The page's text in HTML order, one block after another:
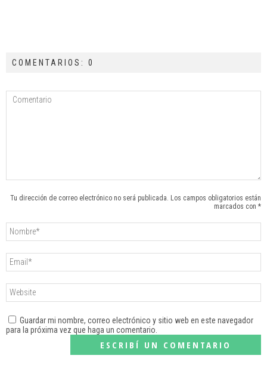
COMENTARIOS: 0
Tu dirección de correo electrónico no será publicada. Los campos obligatorios están
marcados con *
Guardar mi nombre, correo electrónico y sitio web en este navegador
para la próxima vez que haga un comentario.